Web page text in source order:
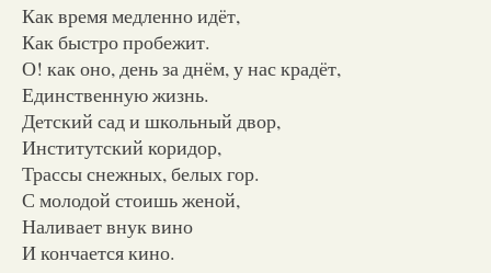
Как время медленно идёт,
Как быстро пробежит.
О! как оно, день за днём, у нас крадёт,
Единственную жизнь.
Детский сад и школьный двор,
Институтский коридор,
Трассы снежных, белых гор.
С молодой стоишь женой,
Наливает внук вино
И кончается кино.